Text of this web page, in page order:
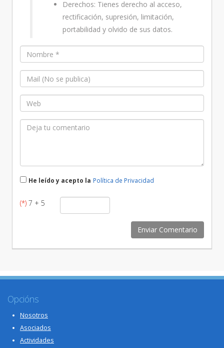
Derechos: Tienes derecho al acceso,
rectificación, supresión, limitación,
portabilidad y olvido de sus datos.
He leído y acepto la Política de Privacidad
(*) 7 + 5
Opcións
Nosotros
Asociados
Actividades